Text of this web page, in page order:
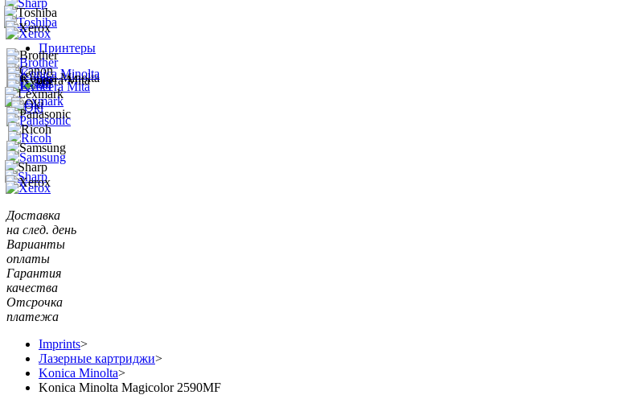
Принтеры
Доставка
на след. день
Варианты
оплаты
Гарантия
качества
Отсрочка
платежа
Imprints>
Лазерные картриджи>
Konica Minolta>
Konica Minolta Magicolor 2590MF